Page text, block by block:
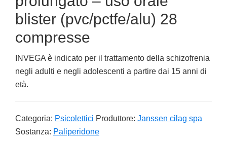
blister (pvc/pctfe/alu) 28
compresse
INVEGA è indicato per il trattamento della schizofrenia
negli adulti e negli adolescenti a partire dai 15 anni di
età.
Categoria: Psicolettici Produttore: Janssen cilag spa
Sostanza: Paliperidone